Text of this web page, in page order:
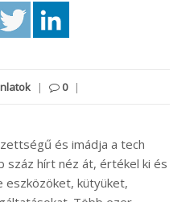
| 0 |
és imádja a tech
száz hírt néz át, értékel ki és
eszközöket, kütyüket,